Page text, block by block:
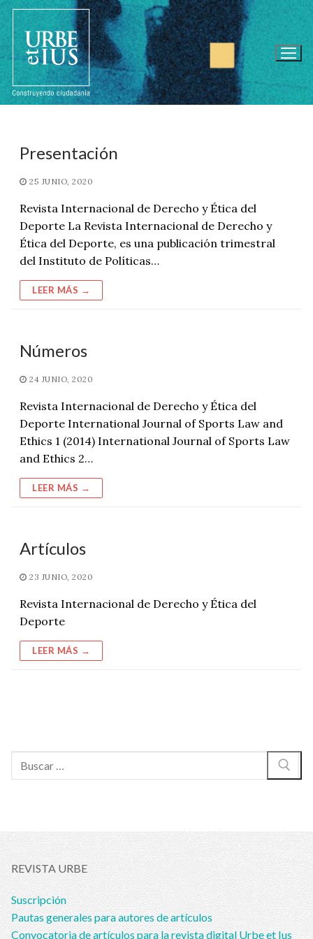
contenido
Presentación
25 JUNIO, 2020
Revista Internacional de Derecho y Ética del
Deporte La Revista Internacional de Derecho y
Ética del Deporte, es una publicación trimestral
del Instituto de Políticas…
LEER MÁS →
Números
24 JUNIO, 2020
Revista Internacional de Derecho y Ética del
Deporte International Journal of Sports Law and
Ethics 1 (2014) International Journal of Sports Law
and Ethics 2…
LEER MÁS →
Artículos
23 JUNIO, 2020
Revista Internacional de Derecho y Ética del
Deporte
LEER MÁS →
REVISTA URBE
Suscripción
Pautas generales para autores de artículos
Convocatoria de artículos para la revista digital Urbe et Ius